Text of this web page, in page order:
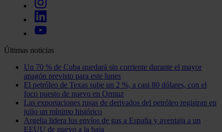
Últimas noticias
Un 70 % de Cuba quedará sin corriente durante el mayor
apagón previsto para este lunes
El petróleo de Texas sube un 2 %, a casi 80 dólares, con el
foco puesto de nuevo en Ormuz
Las exportaciones rusas de derivados del petróleo registran en
julio un mínimo histórico
Argelia lidera los envíos de gas a España y aventaja a un
EEUU de nuevo a la baja